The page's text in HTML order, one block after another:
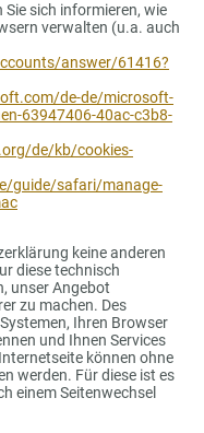
sich informieren, wie
verwalten (u.a. auch
answer/61416?
de-de/microsoft-
63947406-40ac-c3b8-
de/kb/cookies-
guide/safari/manage-
keine anderen
diese technisch
unser Angebot
zu machen. Des
Ihren Browser
und Ihnen Services
können ohne
werden. Für diese ist es
einem Seitenwechsel